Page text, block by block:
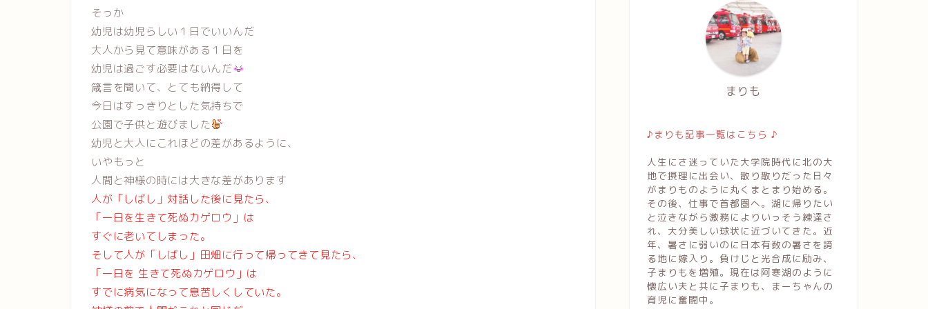
そっか
幼児は幼児らしい１日でいいんだ
大人から見て意味がある１日を
幼児は過ごす必要はないんだ
箴言を聞いて、とても納得して
今日はすっきりとした気持ちで
公園で子供と遊びました
幼児と大人にこれほどの差があるように、
いやもっと
人間と神様の時には大きな差があります
人が「しばし」対話した後に見たら、
「一日を生きて死ぬカゲロウ」は
すぐに老いてしまった。
そして人が「しばし」田畑に行って帰ってきて見たら、
「一日を 生きて死ぬカゲロウ」は
すでに病気になって息苦しくしていた。
まりも
♪まりも記事一覧はこちら ♪
人生にさ迷っていた大学院時代に北の大
地で摂理に出会い、散り散りだった日々
がまりものように丸くまとまり始める。
その後、仕事で首都圏へ。湖に帰りたい
と泣きながら激務によりいっそう練達さ
れ、大分美しい球状に近づいてきた。近
年、暑さに弱いのに日本有数の暑さを誇
る地に嫁入り。負けじと光合成に励み、
子まりもを増殖。現在は阿寒湖のように
懐広い夫と共に子まりも、まーちゃんの
育児に奮闘中。